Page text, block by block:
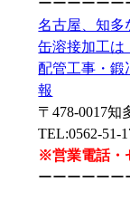
ーーーーーー
名古屋、知多
缶溶接加工は
配管工事・鍛
報
〒478-0017知
TEL:0562-51-
※営業電話・
ーーーーーー